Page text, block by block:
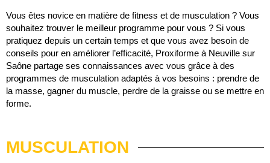
Vous êtes novice en matière de fitness et de musculation ? Vous
souhaitez trouver le meilleur programme pour vous ? Si vous
pratiquez depuis un certain temps et que vous avez besoin de
conseils pour en améliorer l’efficacité, Proxiforme à Neuville sur
Saône partage ses connaissances avec vous grâce à des
programmes de musculation adaptés à vos besoins : prendre de
la masse, gagner du muscle, perdre de la graisse ou se mettre en
forme.
MUSCULATION